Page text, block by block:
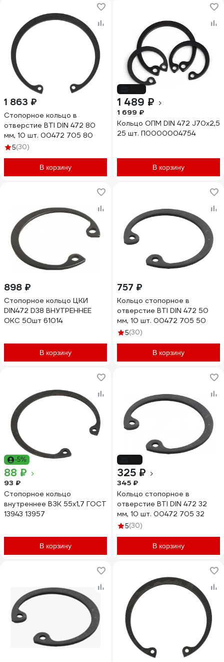
1 863 ₽
Стопорное кольцо в
отверстие BTI DIN 472 80
мм, 10 шт. 00472 705 80
5(30)
В корзину
1 489 ₽
1 699 ₽
Кольцо ОПМ DIN 472 J70x2,5
25 шт. П0000004754
В корзину
898 ₽
Стопорное кольцо ЦКИ
DIN472 D38 ВНУТРЕННЕЕ
ОКС 50шт 61014
В корзину
757 ₽
Кольцо стопорное в
отверстие BTI DIN 472 50
мм, 10 шт. 00472 705 50
5(30)
В корзину
-5%
88 ₽
93 ₽
Стопорное кольцо
внутреннее ВЗК 55x1,7 ГОСТ
13943 13957
В корзину
325 ₽
345 ₽
Кольцо стопорное в
отверстие BTI DIN 472 32
мм, 10 шт. 00472 705 32
5(30)
В корзину